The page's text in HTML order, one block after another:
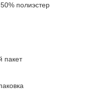
полиэстер
пакет